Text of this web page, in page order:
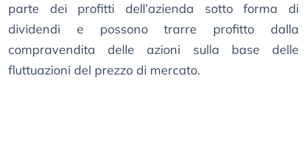
parte dei profitti dell’azienda sotto forma di
dividendi e possono trarre profitto dalla
compravendita delle azioni sulla base delle
fluttuazioni del prezzo di mercato.